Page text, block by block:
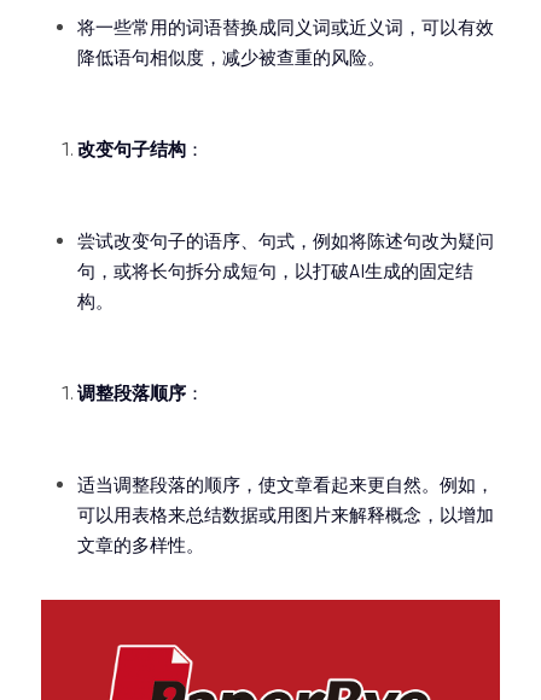
将一些常用的词语替换成同义词或近义词，可以有效
降低语句相似度，减少被查重的风险。
改变句子结构 ：
尝试改变句子的语序、句式，例如将陈述句改为疑问
句，或将长句拆分成短句，以打破AI生成的固定结
构。
调整段落顺序 ：
适当调整段落的顺序，使文章看起来更自然。例如，
可以用表格来总结数据或用图片来解释概念，以增加
文章的多样性。